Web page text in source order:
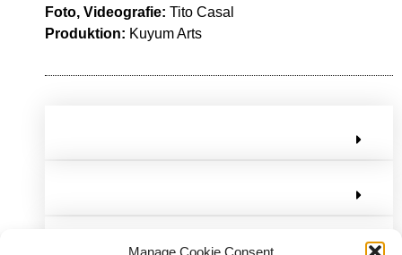
Manage Cookie Consent
Foto, Videografie: Tito Casal
Produktion: Kuyum Arts